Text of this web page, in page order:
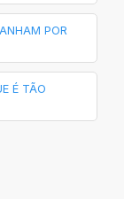
POR
É TÃO